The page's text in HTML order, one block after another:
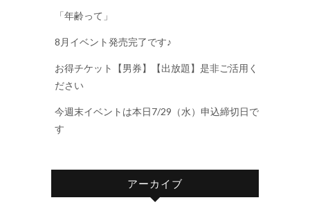
「年齢って」
8月イベント発売完了です♪
お得チケット【男券】【出放題】是非ご活用く
ださい
今週末イベントは本日7/29（水）申込締切日で
す
アーカイブ